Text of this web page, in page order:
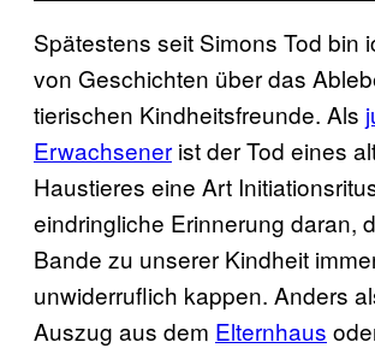
Spätestens seit Simons Tod bin
von Geschichten über das
tierischen Kindheitsfreunde. Als
Erwachsener ist der Tod eines
Haustieres eine Art
eindringliche Erinnerung daran,
Bande zu unserer Kindheit
unwiderruflich kappen. Anders
Auszug aus dem Elternhaus